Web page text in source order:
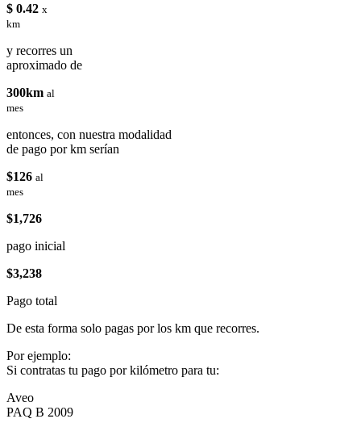
$ 0.42 x
km
y recorres un
aproximado de
300km al
mes
entonces, con nuestra modalidad
de pago por km serían
$126 al
mes
$1,726
pago inicial
$3,238
Pago total
De esta forma solo pagas por los km que recorres.
Por ejemplo:
Si contratas tu pago por kilómetro para tu:
Aveo
PAQ B 2009